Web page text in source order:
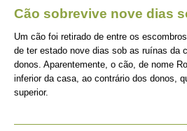
Cão sobrevive nove dias
Um cão foi retirado de entre os
de ter estado nove dias sob as ruínas da
donos. Aparentemente, o cão, de nome
inferior da casa, ao contrário dos donos,
superior.